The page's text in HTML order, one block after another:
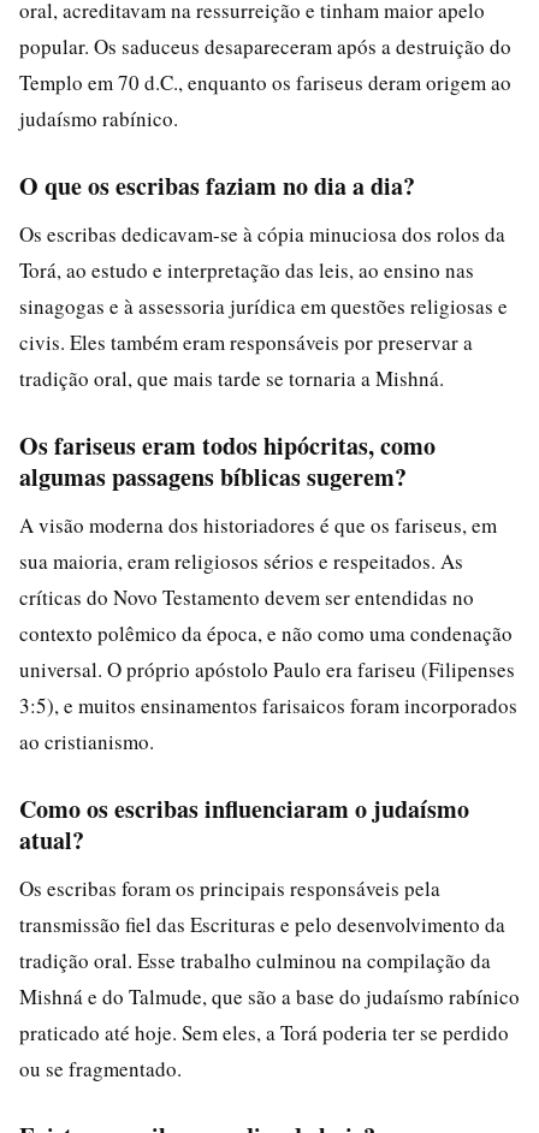
oral, acreditavam na ressurreição e tinham maior apelo
popular. Os saduceus desapareceram após a destruição do
Templo em 70 d.C., enquanto os fariseus deram origem ao
judaísmo rabínico.
O que os escribas faziam no dia a dia?
Os escribas dedicavam-se à cópia minuciosa dos rolos da
Torá, ao estudo e interpretação das leis, ao ensino nas
sinagogas e à assessoria jurídica em questões religiosas e
civis. Eles também eram responsáveis por preservar a
tradição oral, que mais tarde se tornaria a Mishná.
Os fariseus eram todos hipócritas, como
algumas passagens bíblicas sugerem?
A visão moderna dos historiadores é que os fariseus, em
sua maioria, eram religiosos sérios e respeitados. As
críticas do Novo Testamento devem ser entendidas no
contexto polêmico da época, e não como uma condenação
universal. O próprio apóstolo Paulo era fariseu (Filipenses
3:5), e muitos ensinamentos farisaicos foram incorporados
ao cristianismo.
Como os escribas influenciaram o judaísmo
atual?
Os escribas foram os principais responsáveis pela
transmissão fiel das Escrituras e pelo desenvolvimento da
tradição oral. Esse trabalho culminou na compilação da
Mishná e do Talmude, que são a base do judaísmo rabínico
praticado até hoje. Sem eles, a Torá poderia ter se perdido
ou se fragmentado.